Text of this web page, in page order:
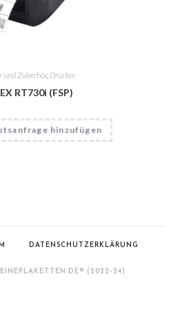
und Zuberhör, Drucker
RT730i (FSP)
hinzufügen
DATENSCHUTZERKLÄRUNG
(2022-24)